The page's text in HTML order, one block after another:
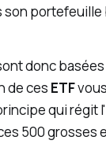
portefeuille
donc basées
de ces ETF
qui régit
500 grosses